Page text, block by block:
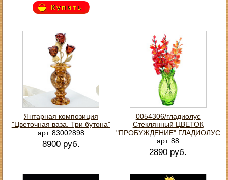
Купить
Янтарная композиция
"Цветочная ваза. Три бутона"
арт. 83002898
8900 руб.
0054306/гладиолус
Стеклянный ЦВЕТОК
"ПРОБУЖДЕНИЕ" ГЛАДИОЛУС
арт. 88
2890 руб.